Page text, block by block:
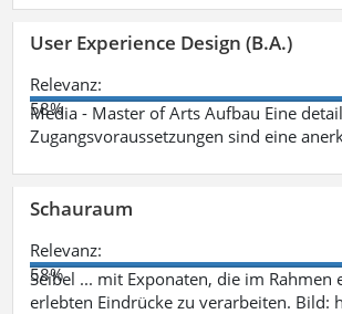
User Experience Design (B.A.)
Relevanz:
58%
Media - Master of Arts Aufbau Eine
Zugangsvoraussetzungen sind eine
Schauraum
Relevanz:
58%
Seibel ... mit Exponaten, die im
erlebten Eindrücke zu verarbeiten. Bild: